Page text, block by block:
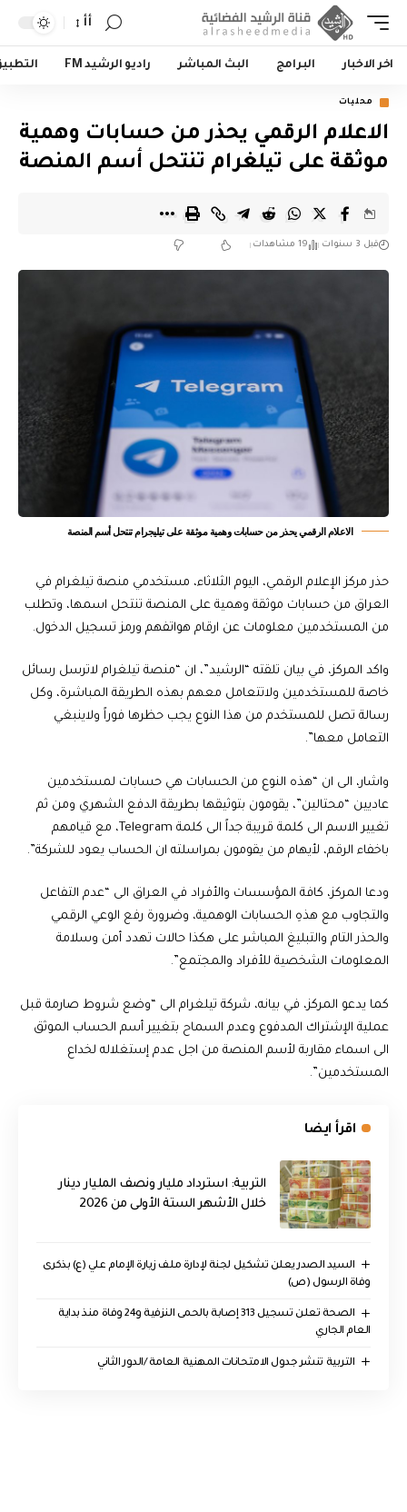
أأ
اخر الاخبار البرامج البث المباشر راديو الرشيد FM
محليات
الاعلام الرقمي يحذر من حسابات وهمية
موثقة على تيلغرام تنتحل أسم المنصة
قبل 3 سنوات 19 مشاهدات
الاعلام الرقمي يحذر من حسابات وهمية موثقة على تيليجرام تنتحل أسم المنصة
حذر مركز الإعلام الرقمي، اليوم الثلاثاء، مستخدمي منصة تيلغرام في
العراق من حسابات موثقة وهمية على المنصة تنتحل اسمها، وتطلب
من المستخدمين معلومات عن ارقام هواتفهم ورمز تسجيل الدخول.
واكد المركز، في بيان تلقته “الرشيد”، ان “منصة تيلغرام لاترسل رسائل
خاصة للمستخدمين ولاتتعامل معهم بهذه الطريقة المباشرة، وكل
رسالة تصل للمستخدم من هذا النوع يجب حظرها فوراً ولاينبغي
التعامل معها”.
واشار، الى ان “هذه النوع من الحسابات هي حسابات لمستخدمين
عاديين “محتالين”، يقومون بتوثيقها بطريقة الدفع الشهري ومن ثم
تغيير الاسم الى كلمة قريبة جداً الى كلمة Telegram، مع قيامهم
باخفاء الرقم، لأيهام من يقومون بمراسلته ان الحساب يعود للشركة”.
ودعا المركز، كافة المؤسسات والأفراد في العراق الى “عدم التفاعل
والتجاوب مع هذهِ الحسابات الوهمية، وضرورة رفع الوعي الرقمي
والحذر التام والتبليغ المباشر على هكذا حالات تهدد أمن وسلامة
المعلومات الشخصية للأفراد والمجتمع”.
كما يدعو المركز، في بيانه، شركة تيلغرام الى “وضع شروط صارمة قبل
عملية الإشتراك المدفوع وعدم السماح بتغيير أسم الحساب الموثق
الى اسماء مقاربة لأسم المنصة من اجل عدم إستغلاله لخداع
المستخدمين”.
اقرأ ايضا
التربية: استرداد مليار ونصف المليار دينار
خلال الأشهر الستة الأولى من 2026
السيد الصدر يعلن تشكيل لجنة لإدارة ملف زيارة الإمام علي (ع) بذكرى
وفاة الرسول (ص)
الصحة تعلن تسجيل 313 إصابة بالحمى النزفية و24 وفاة منذ بداية
العام الجاري
التربية تنشر جدول الامتحانات المهنية العامة /الدور الثاني